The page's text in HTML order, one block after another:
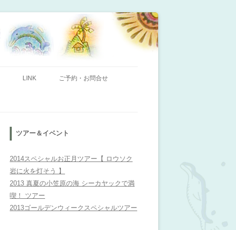
LINK ご予約・お問合せ
ツアー＆イベント
2014スペシャルお正月ツアー【 ロウソク
岩に火を灯そう 】
2013 真夏の小笠原の海 シーカヤックで満
喫！ ツアー
2013ゴールデンウィークスペシャルツアー